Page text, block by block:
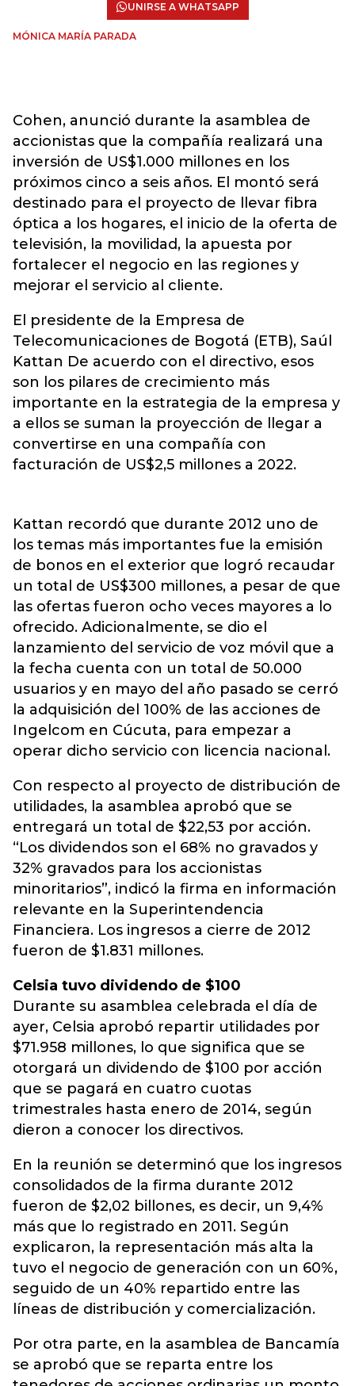
UNIRSE A WHATSAPP
MÓNICA MARÍA PARADA
Cohen, anunció durante la asamblea de
accionistas que la compañía realizará una
inversión de US$1.000 millones en los
próximos cinco a seis años. El montó será
destinado para el proyecto de llevar fibra
óptica a los hogares, el inicio de la oferta de
televisión, la movilidad, la apuesta por
fortalecer el negocio en las regiones y
mejorar el servicio al cliente.
El presidente de la Empresa de
Telecomunicaciones de Bogotá (ETB), Saúl
Kattan De acuerdo con el directivo, esos
son los pilares de crecimiento más
importante en la estrategia de la empresa y
a ellos se suman la proyección de llegar a
convertirse en una compañía con
facturación de US$2,5 millones a 2022.
Kattan recordó que durante 2012 uno de
los temas más importantes fue la emisión
de bonos en el exterior que logró recaudar
un total de US$300 millones, a pesar de que
las ofertas fueron ocho veces mayores a lo
ofrecido. Adicionalmente, se dio el
lanzamiento del servicio de voz móvil que a
la fecha cuenta con un total de 50.000
usuarios y en mayo del año pasado se cerró
la adquisición del 100% de las acciones de
Ingelcom en Cúcuta, para empezar a
operar dicho servicio con licencia nacional.
Con respecto al proyecto de distribución de
utilidades, la asamblea aprobó que se
entregará un total de $22,53 por acción.
“Los dividendos son el 68% no gravados y
32% gravados para los accionistas
minoritarios”, indicó la firma en información
relevante en la Superintendencia
Financiera. Los ingresos a cierre de 2012
fueron de $1.831 millones.
Celsia tuvo dividendo de $100
Durante su asamblea celebrada el día de
ayer, Celsia aprobó repartir utilidades por
$71.958 millones, lo que significa que se
otorgará un dividendo de $100 por acción
que se pagará en cuatro cuotas
trimestrales hasta enero de 2014, según
dieron a conocer los directivos.
En la reunión se determinó que los ingresos
consolidados de la firma durante 2012
fueron de $2,02 billones, es decir, un 9,4%
más que lo registrado en 2011. Según
explicaron, la representación más alta la
tuvo el negocio de generación con un 60%,
seguido de un 40% repartido entre las
líneas de distribución y comercialización.
Por otra parte, en la asamblea de Bancamía
se aprobó que se reparta entre los